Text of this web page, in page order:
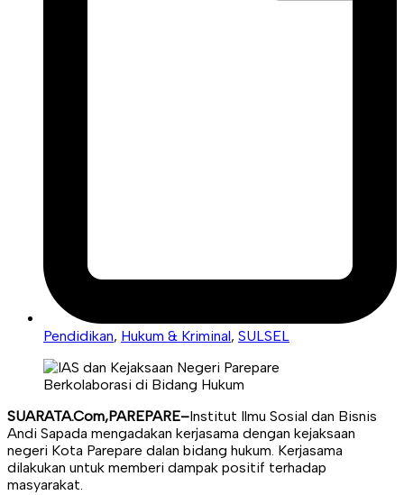
Pendidikan, Hukum & Kriminal, SULSEL
SUARATA.Com,PAREPARE–Institut Ilmu Sosial dan Bisnis
Andi Sapada mengadakan kerjasama dengan kejaksaan
negeri Kota Parepare dalan bidang hukum. Kerjasama
dilakukan untuk memberi dampak positif terhadap
masyarakat.